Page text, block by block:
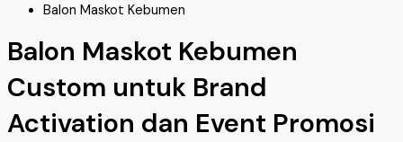
Balon Maskot Kebumen
Balon Maskot Kebumen
Custom untuk Brand
Activation dan Event Promosi